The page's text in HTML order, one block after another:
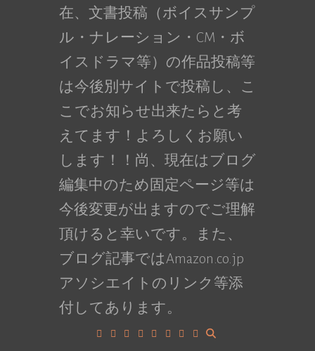
在、文書投稿（ボイスサンプ
ル・ナレーション・CM・ボ
イスドラマ等）の作品投稿等
は今後別サイトで投稿し、こ
こでお知らせ出来たらと考
えてます！よろしくお願い
します！！尚、現在はブログ
編集中のため固定ページ等は
今後変更が出ますのでご理解
頂けると幸いです。また、
ブログ記事ではAmazon.co.jp
アソシエイトのリンク等添
付してあります。